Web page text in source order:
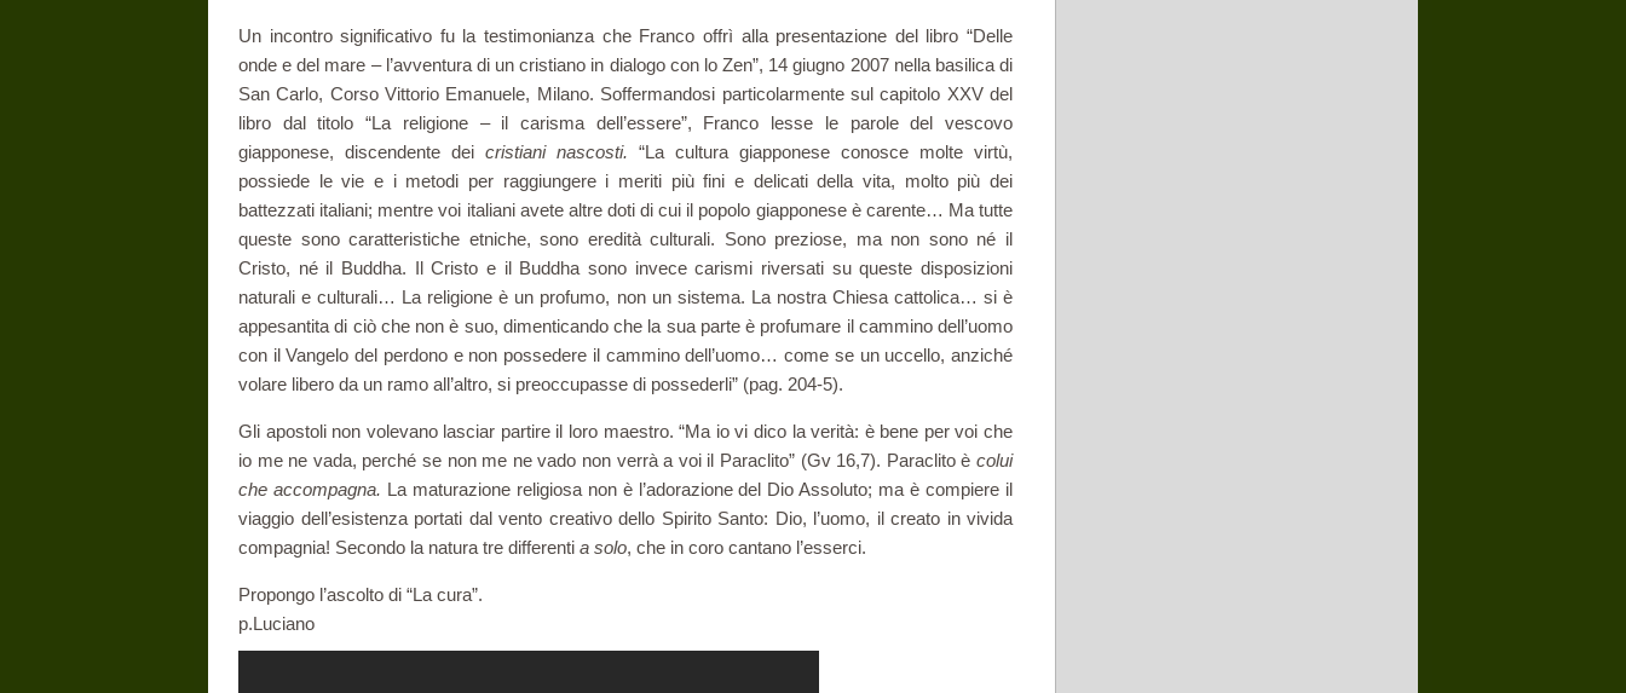
Un incontro significativo fu la testimonianza che Franco offrì alla presentazione del libro “Delle
onde e del mare – l’avventura di un cristiano in dialogo con lo Zen”, 14 giugno 2007 nella basilica di
San Carlo, Corso Vittorio Emanuele, Milano. Soffermandosi particolarmente sul capitolo XXV del
libro dal titolo “La religione – il carisma dell’essere”, Franco lesse le parole del vescovo
giapponese, discendente dei cristiani nascosti. “La cultura giapponese conosce molte virtù,
possiede le vie e i metodi per raggiungere i meriti più fini e delicati della vita, molto più dei
battezzati italiani; mentre voi italiani avete altre doti di cui il popolo giapponese è carente… Ma tutte
queste sono caratteristiche etniche, sono eredità culturali. Sono preziose, ma non sono né il
Cristo, né il Buddha. Il Cristo e il Buddha sono invece carismi riversati su queste disposizioni
naturali e culturali… La religione è un profumo, non un sistema. La nostra Chiesa cattolica… si è
appesantita di ciò che non è suo, dimenticando che la sua parte è profumare il cammino dell’uomo
con il Vangelo del perdono e non possedere il cammino dell’uomo… come se un uccello, anziché
volare libero da un ramo all’altro, si preoccupasse di possederli” (pag. 204-5).
Gli apostoli non volevano lasciar partire il loro maestro. “Ma io vi dico la verità: è bene per voi che
io me ne vada, perché se non me ne vado non verrà a voi il Paraclito” (Gv 16,7). Paraclito è colui
che accompagna. La maturazione religiosa non è l’adorazione del Dio Assoluto; ma è compiere il
viaggio dell’esistenza portati dal vento creativo dello Spirito Santo: Dio, l’uomo, il creato in vivida
compagnia! Secondo la natura tre differenti a solo, che in coro cantano l’esserci.
Propongo l’ascolto di “La cura”.
p.Luciano